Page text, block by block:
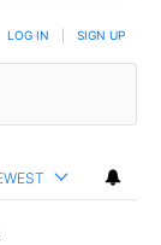
LOG IN SIGN UP